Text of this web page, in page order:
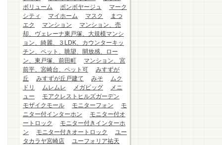
ボリューム
ボンボヤージュ
マーク
シティ
マイホーム マスク
まつ
エク
マンション
マンション、売
却、ヴェレーナ東戸塚、大規模マンシ
ョン、綺麗、３LDK、カウンターキッ
チン、ペット、眺望、開放感、ロー
ン、東戸塚、前田町
マンション、宮
前平、宮崎台、ペット可
みすずが
丘
みすずが丘戸建て みそ
ムク
ドリ
ムレムレ メガビッグ
メニ
ュー
モアクレストヒルズガーデン
モザイクモール
モニターフォン
モ
ニター付インターホン
モニター付オ
ートロック
モニター付きインターホ
ン
モニター付きオートロック
ユー
タカラヤ宮崎店
ユーフォリア祐天